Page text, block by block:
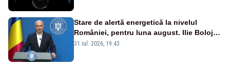
Stare de alertă energetică la nivelul
României, pentru luna august. Ilie Bolojan
a anunțat importuri și posibile restricții –
31 iul. 2026, 19:43